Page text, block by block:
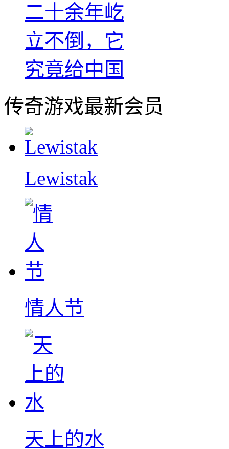
二十余年屹
立不倒，它
究竟给中国
传奇游戏最新会员
Lewistak
情人节
天上的水